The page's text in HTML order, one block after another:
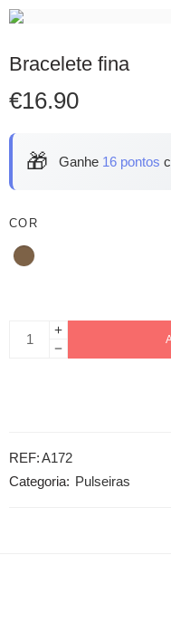
Bracelete fina
€16.90
🎁 Ganhe 16 pontos
COR
REF:A172
Categoria: Pulseiras